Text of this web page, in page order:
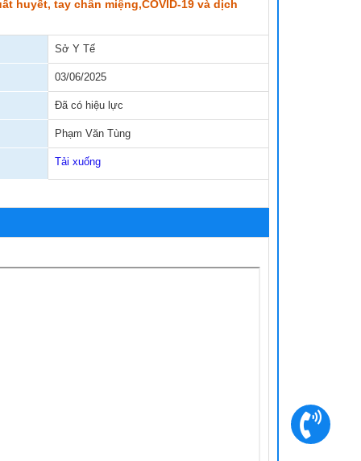
Viện
vụ khám chữa bệnh
vụ phục vụ
Dịch vụ vận chuyển, đưa đón bằng xe cấp cứu
huyết, tay chân miệng,COVID-19 và dịch
Sở Y Tế
03/06/2025
Đã có hiệu lực
Phạm Văn Tùng
Tải xuống